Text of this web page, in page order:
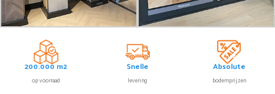
200.000 m2
op voorraad
Snelle
levering
Absolute
bodemprijzen